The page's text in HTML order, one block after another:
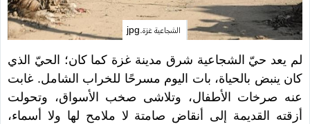
الشجاعية غزة.jpg
لم يعد حيّ الشجاعية شرق مدينة غزة كما كان؛ الحيّ الذي
كان ينبض بالحياة، بات اليوم مسرحًا للخراب الشامل. غابت
عنه صرخات الأطفال، وتلاشى صخب الأسواق، وتحولت
أزقته القديمة إلى أنقاضٍ صامتة لا ملامح لها ولا أسماء،